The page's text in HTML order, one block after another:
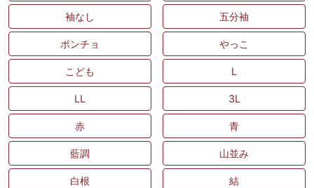
袖なし 五分袖
ポンチョ やっこ
こども L
LL 3L
赤 青
藍調 山並み
白根 結